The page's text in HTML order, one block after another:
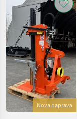
Nova naprava